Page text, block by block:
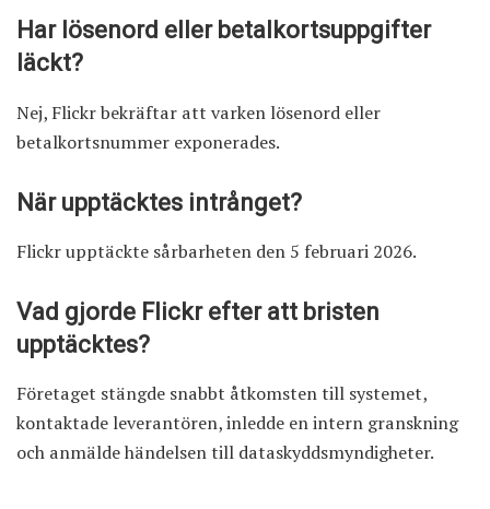
Har lösenord eller betalkortsuppgifter
läckt?
Nej, Flickr bekräftar att varken lösenord eller
betalkortsnummer exponerades.
När upptäcktes intrånget?
Flickr upptäckte sårbarheten den 5 februari 2026.
Vad gjorde Flickr efter att bristen
upptäcktes?
Företaget stängde snabbt åtkomsten till systemet,
kontaktade leverantören, inledde en intern granskning
och anmälde händelsen till dataskyddsmyndigheter.